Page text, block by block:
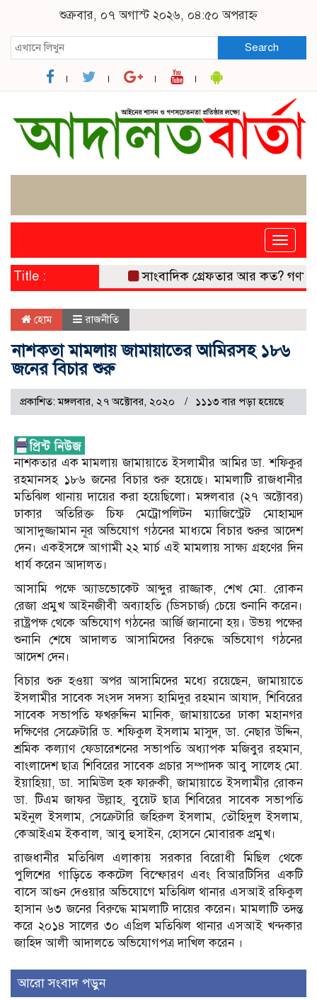
শুক্রবার, ০৭ অগাস্ট ২০২৬, ০৪:৫০ অপরাহ্ন
Search
Toggle
Title : সাংবাদিক গ্রেফতার আর কত?
হোম রাজনীতি
নাশকতা মামলায় জামায়াতের আমিরসহ ১৮৬
জনের বিচার শুরু
প্রকাশিত: মঙ্গলবার, ২৭ অক্টোবর, ২০২০ ১১১৩ বার পড়া হয়েছে
নাশকতার এক মামলায় জামায়াতে ইসলামীর আমির ডা. শফিকুর
রহমানসহ ১৮৬ জনের বিচার শুরু হয়েছে। মামলাটি রাজধানীর
মতিঝিল থানায় দায়ের করা হয়েছিলো। মঙ্গলবার (২৭ অক্টোবর)
ঢাকার অতিরিক্ত চিফ মেট্রোপলিটন ম্যাজিস্ট্রেট মোহাম্মদ
আসাদুজ্জামান নূর অভিযোগ গঠনের মাধ্যমে বিচার শুরুর আদেশ
দেন। একইসঙ্গে আগামী ২২ মার্চ এই মামলায় সাক্ষ্য গ্রহণের দিন
ধার্য করেন আদালত।
আসামি পক্ষে অ্যাডভোকেট আব্দুর রাজ্জাক, শেখ মো. রোকন
রেজা প্রমুখ আইনজীবী অব্যাহতি (ডিসচার্জ) চেয়ে শুনানি করেন।
রাষ্ট্রপক্ষ থেকে অভিযোগ গঠনের আর্জি জানানো হয়। উভয় পক্ষের
শুনানি শেষে আদালত আসামিদের বিরুদ্ধে অভিযোগ গঠনের
আদেশ দেন।
বিচার শুরু হওয়া অপর আসামিদের মধ্যে রয়েছেন, জামায়াতে
ইসলামীর সাবেক সংসদ সদস্য হামিদুর রহমান আযাদ, শিবিরের
সাবেক সভাপতি ফখরুদ্দিন মানিক, জামায়াতের ঢাকা মহানগর
দক্ষিণের সেক্রেটারি ড. শফিকুল ইসলাম মাসুদ, ডা. নেছার উদ্দিন,
শ্রমিক কল্যাণ ফেডারেশনের সভাপতি অধ্যাপক মজিবুর রহমান,
বাংলাদেশ ছাত্র শিবিরের সাবেক প্রচার সম্পাদক আবু সালেহ মো.
ইয়াহিয়া, ডা. সামিউল হক ফারুকী, জামায়াতে ইসলামীর রোকন
ডা. টিএম জাফর উল্লাহ, বুয়েট ছাত্র শিবিরের সাবেক সভাপতি
মইনুল ইসলাম, সেক্রেটারি জহিরুল ইসলাম, তৌহিদুল ইসলাম,
কেআইএম ইকবাল, আবু হুসাইন, হোসনে মোবারক প্রমুখ।
রাজধানীর মতিঝিল এলাকায় সরকার বিরোধী মিছিল থেকে
পুলিশের গাড়িতে ককটেল বিস্ফোরণ এবং বিআরটিসির একটি
বাসে আগুন দেওয়ার অভিযোগে মতিঝিল থানার এসআই রফিকুল
হাসান ৬৩ জনের বিরুদ্ধে মামলাটি দায়ের করেন। মামলাটি তদন্ত
করে ২০১৪ সালের ৩০ এপ্রিল মতিঝিল থানার এসআই খন্দকার
জাহিদ আলী আদালতে অভিযোগপত্র দাখিল করেন ।
আরো সংবাদ পড়ুন